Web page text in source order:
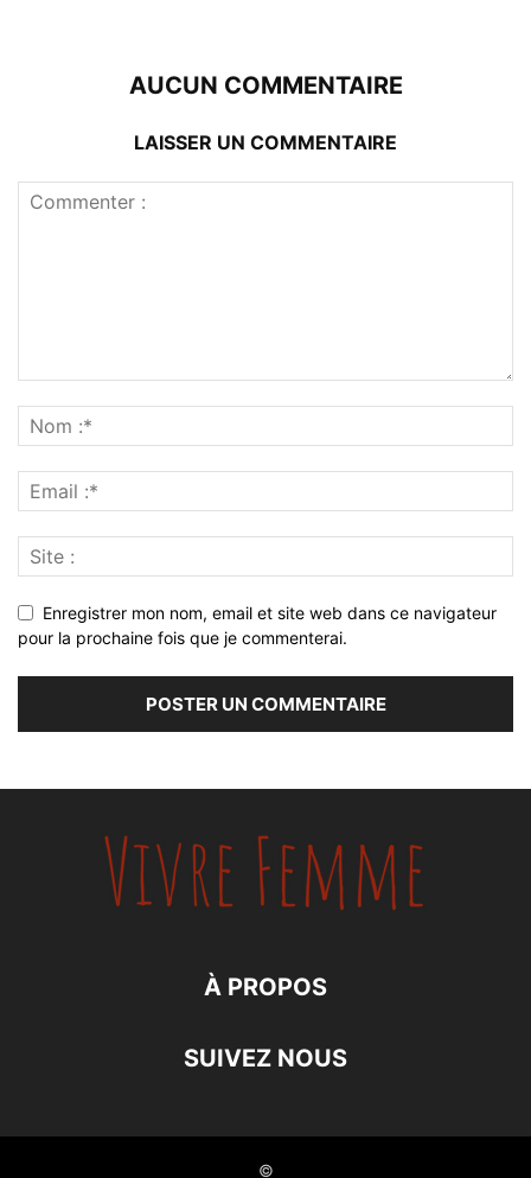
AUCUN COMMENTAIRE
LAISSER UN COMMENTAIRE
Enregistrer mon nom, email et site web dans ce navigateur
pour la prochaine fois que je commenterai.
À PROPOS
SUIVEZ NOUS
©